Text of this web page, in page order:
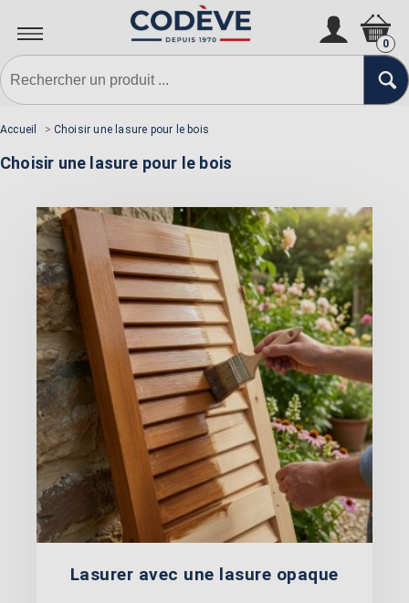
0
Accueil > Choisir une lasure pour le bois
Choisir une lasure pour le bois
Lasurer avec une lasure opaque